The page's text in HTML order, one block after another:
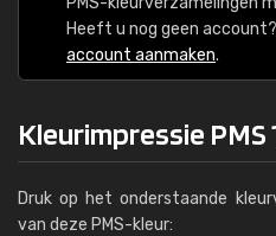
Heeft u nog geen
account aanmaken.
Kleurimpressie PMS
Druk op het onderstaande
van deze PMS-kleur: